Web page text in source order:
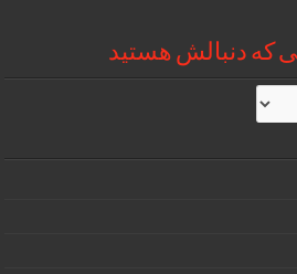
که دنبالش هستید